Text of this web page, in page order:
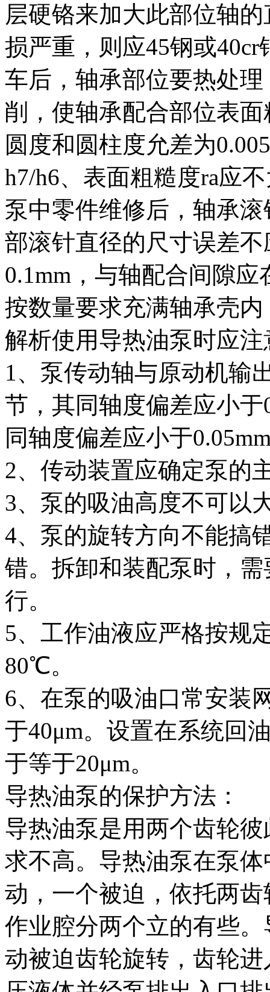
层硬铬来加大此部位轴
损严重，则应45钢或
车后，轴承部位要热处
削，使轴承配合部位表
圆度和圆柱度允差为
h7/h6、表面粗糙度ra应
泵中零件维修后，轴承
部滚针直径的尺寸误差
0.1mm，与轴配合间隙
按数量要求充满轴承壳
解析使用导热油泵时应
1、泵传动轴与原动机输
节，其同轴度偏差应小
同轴度偏差应小于
2、传动装置应确定泵的
3、泵的吸油高度不可以
4、泵的旋转方向不能搞
错。拆卸和装配泵时，
行。
5、工作油液应严格按规
80℃。
6、在泵的吸油口常安装
于40μm。设置在系统回
于等于20μm。
导热油泵的保护方法：
导热油泵是用两个齿轮
求不高。导热油泵在泵
动，一个被迫，依托两
作业腔分两个立的有些
动被迫齿轮旋转，齿轮